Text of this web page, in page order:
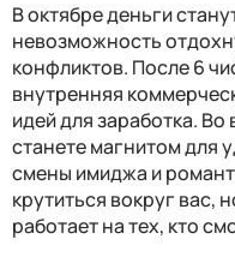
В октябре деньги
невозможность
конфликтов. После 6
внутренняя
идей для заработка.
станете магнитом для
смены имиджа и
крутиться вокруг вас,
работает на тех, кто